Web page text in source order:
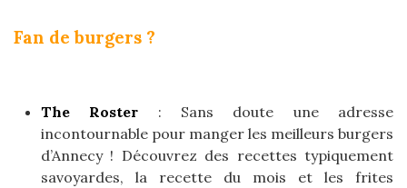
Fan de burgers ?
The Roster : Sans doute une adresse
incontournable pour manger les meilleurs burgers
d’Annecy ! Découvrez des recettes typiquement
savoyardes, la recette du mois et les frites